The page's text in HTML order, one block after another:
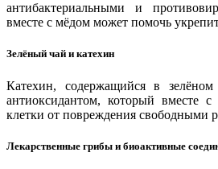
антибактериальными и
вместе с мёдом может помочь
Зелёный чай и катехин
Катехин, содержащийся в
антиоксидантом, который вместе
клетки от повреждения свободными
Лекарственные грибы и биоактивные